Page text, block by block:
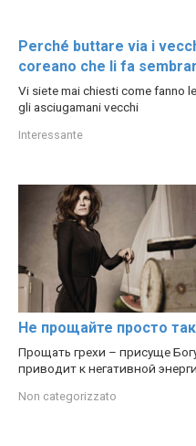
Perché buttare via i
coreano che li fa
Vi siete mai chiesti come fanno
gli asciugamani vecchi
Interessante
Не прощайте просто
Прощать грехи – присуще
приводит к негативной
Non categorizzato